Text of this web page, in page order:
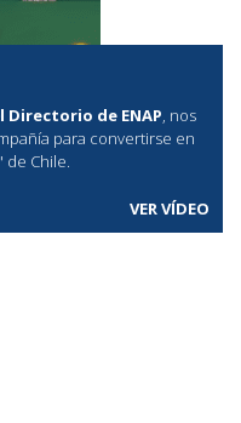
de ENAP , nos
para convertirse en
Chile.
VER VÍDEO